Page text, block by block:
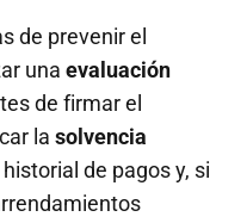
de prevenir el
una evaluación
de firmar el
la solvencia
de pagos y, si